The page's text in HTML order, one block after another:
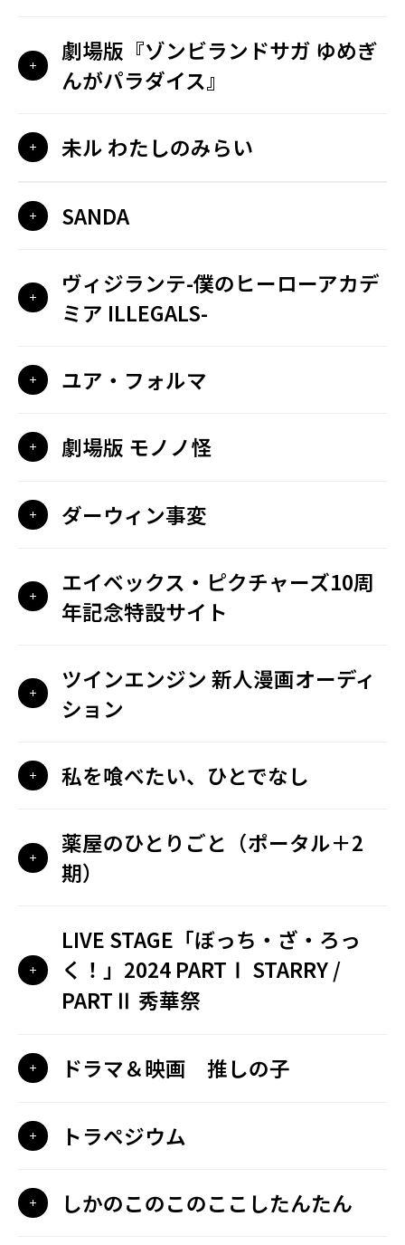
劇場版『ゾンビランドサガ ゆめぎ
んがパラダイス』
未ル わたしのみらい
SANDA
ヴィジランテ-僕のヒーローアカデ
ミア ILLEGALS-
ユア・フォルマ
劇場版 モノノ怪
ダーウィン事変
エイベックス・ピクチャーズ10周
年記念特設サイト
ツインエンジン 新人漫画オーディ
ション
私を喰べたい、ひとでなし
薬屋のひとりごと（ポータル＋2
期）
LIVE STAGE「ぼっち・ざ・ろっ
く！」2024 PARTⅠ STARRY /
PARTⅡ 秀華祭
ドラマ＆映画 推しの子
トラペジウム
しかのこのこのここしたんたん